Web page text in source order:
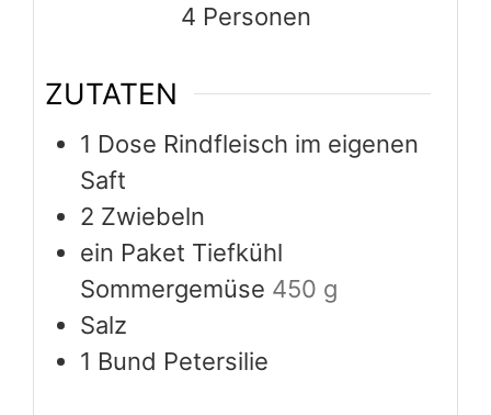
4 Personen
ZUTATEN
1 Dose Rindfleisch im eigenen
Saft
2 Zwiebeln
ein Paket Tiefkühl
Sommergemüse 450 g
Salz
1 Bund Petersilie